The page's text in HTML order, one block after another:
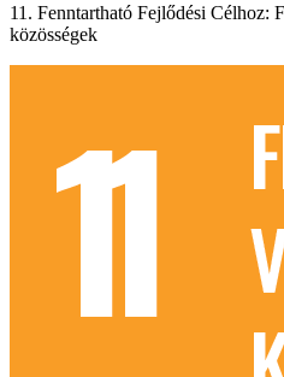
11. Fenntartható Fejlődési Célhoz:
közösségek